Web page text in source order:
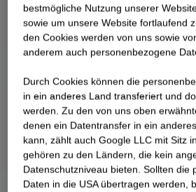
best­mögliche Nutzung unserer
sowie um unsere Website fortlaufend
den Cookies werden von uns sowie
anderem auch personenbezogene
Durch Cookies können die
in ein anderes Land transferiert und
werden. Zu den von uns oben
denen ein Datentransfer in ein
kann, zählt auch Google LLC mit Sitz
gehören zu den Ländern, die kein
Datenschutzniveau bieten. Sollten die
Daten in die USA übertragen werden,